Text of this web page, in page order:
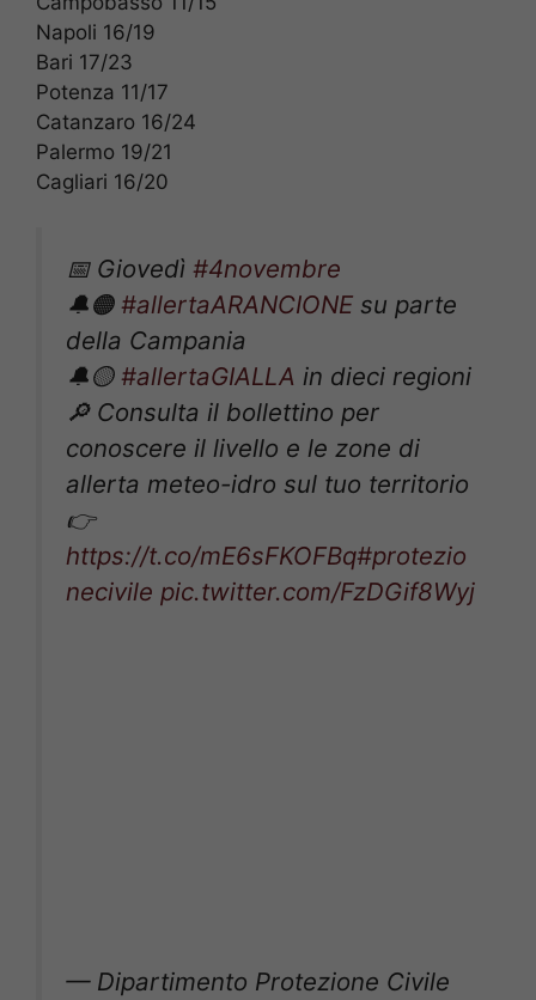
Napoli 16/19
Bari 17/23
Potenza 11/17
Catanzaro 16/24
Palermo 19/21
Cagliari 16/20
📅 Giovedì #4novembre
🔔🟠 #allertaARANCIONE su parte
della Campania
🔔🟡 #allertaGIALLA in dieci regioni
🔎 Consulta il bollettino per
conoscere il livello e le zone di
allerta meteo-idro sul tuo territorio
👉
https://t.co/mE6sFKOFBq#protezio
necivile pic.twitter.com/FzDGif8Wyj
— Dipartimento Protezione Civile